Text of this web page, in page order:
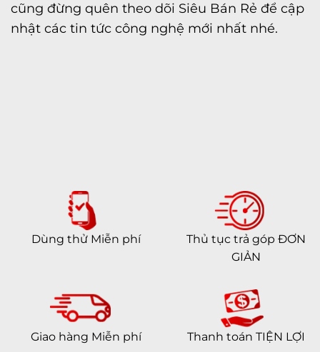
cũng đừng quên theo dõi Siêu Bán Rẻ để cập
nhật các tin tức công nghệ mới nhất nhé.
Dùng thử Miễn phí
Thủ tục trả góp ĐƠN
GIẢN
Giao hàng Miễn phí Thanh toán TIỆN LỢI